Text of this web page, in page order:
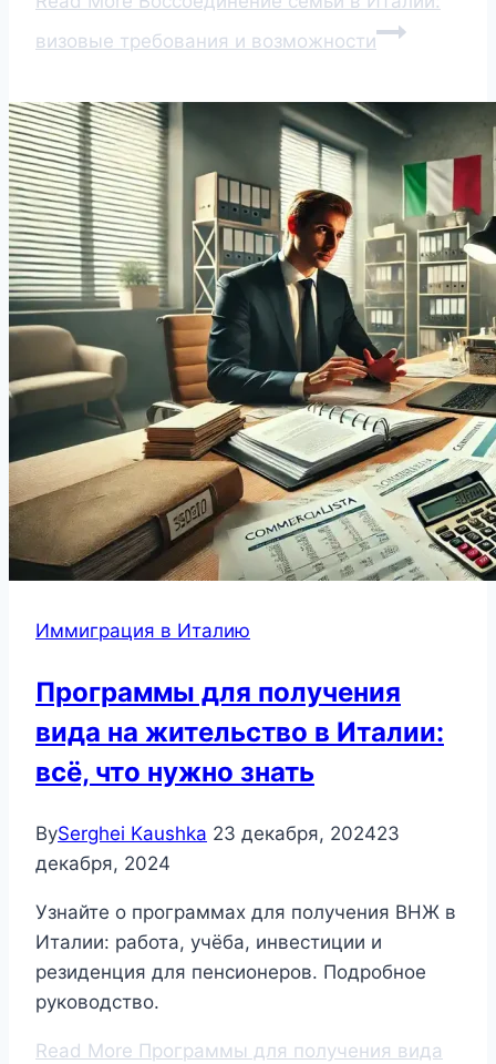
визовые требования и возможности
Иммиграция в Италию
Программы для получения
вида на жительство в Италии:
всё, что нужно знать
BySerghei Kaushka 23 декабря, 202423
декабря, 2024
Узнайте о программах для получения ВНЖ в
Италии: работа, учёба, инвестиции и
резиденция для пенсионеров. Подробное
руководство.
Read More Программы для получения вида